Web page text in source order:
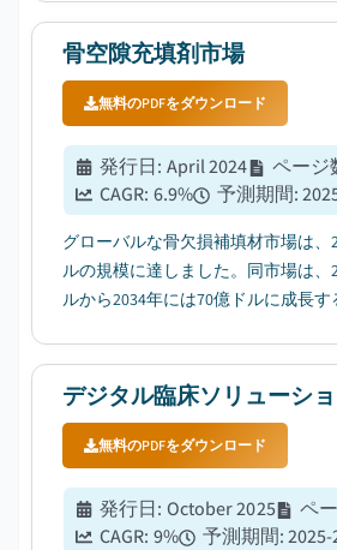
骨空隙充填剤市場
無料のPDFをダウンロード
発行日: April 2024 ページ
CAGR: 6.9% 予測期間:
グローバルな骨欠損補填材市場は、
ルの規模に達しました。同市場は、
ルから2034年には70億ドルに成長
が発表した最新レポートによるとの
デジタル臨床ソリューシ
無料のPDFをダウンロード
発行日: October 2025 ペ
CAGR: 9% 予測期間:2025-